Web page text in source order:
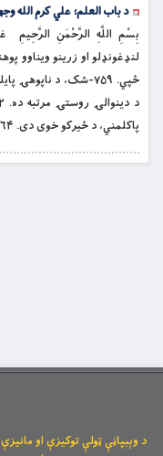
د باب العلم؛ علي کرم الله
بِسْمِ اللَّهِ الرَّحْمَنِ الرَّحِيمِ
پاکلمني، د ځيرکو خوی دی. ۷۶۴-حرص، د ناپاکانو خوی دی. […]